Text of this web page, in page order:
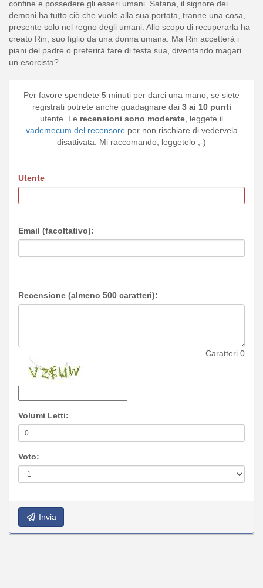
confine e possedere gli esseri umani. Satana, il signore dei
demoni ha tutto ciò che vuole alla sua portata, tranne una cosa,
presente solo nel regno degli umani. Allo scopo di recuperarla ha
creato Rin, suo figlio da una donna umana. Ma Rin accetterà i
piani del padre o preferirà fare di testa sua, diventando magari...
un esorcista?
Per favore spendete 5 minuti per darci una mano, se siete
registrati potrete anche guadagnare dai 3 ai 10 punti
utente. Le recensioni sono moderate, leggete il
vademecum del recensoreper non rischiare di vedervela
disattivata. Mi raccomando, leggetelo ;-)
Utente
Email (facoltativo):
Recensione (almeno 500 caratteri):
Caratteri 0
Volumi Letti:
Voto:
Invia